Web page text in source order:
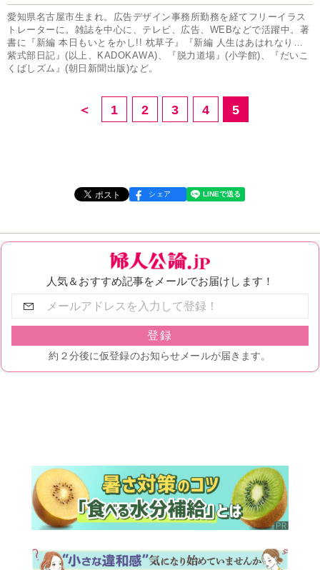
愛知県名古屋市生まれ。広告デザイン事務所勤務を経てフリーイラス
トレーターに。雑誌を中心に、テレビ、広告、WEBなどで活躍中。著
書に『新編 本日もいとをかし!! 枕草子』『新編 人生はあはれなり…
紫式部日記』(以上、KADOKAWA)、『脱力道場』(小学館)、『だいこ
くばしズム』(朝日新聞出版)など。
＜ 1 2 3 4 5
シェア